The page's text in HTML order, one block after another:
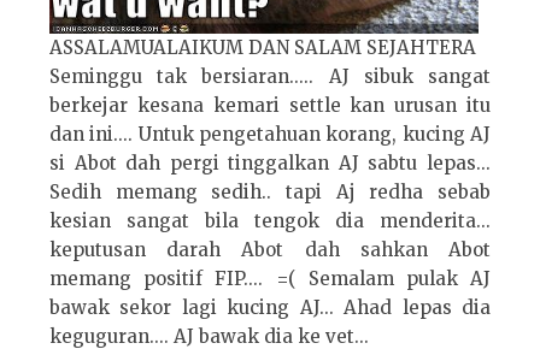
ASSALAMUALAIKUM DAN SALAM SEJAHTERA
Seminggu tak bersiaran..... AJ sibuk sangat
berkejar kesana kemari settle kan urusan itu
dan ini.... Untuk pengetahuan korang, kucing AJ
si Abot dah pergi tinggalkan AJ sabtu lepas...
Sedih memang sedih.. tapi Aj redha sebab
kesian sangat bila tengok dia menderita...
keputusan darah Abot dah sahkan Abot
memang positif FIP.... =( Semalam pulak AJ
bawak sekor lagi kucing AJ... Ahad lepas dia
keguguran.... AJ bawak dia ke vet...